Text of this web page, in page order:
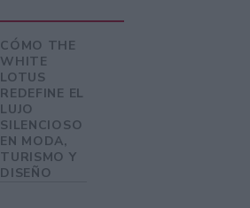
CÓMO THE
WHITE
LOTUS
REDEFINE EL
LUJO
SILENCIOSO
EN MODA,
TURISMO Y
DISEÑO